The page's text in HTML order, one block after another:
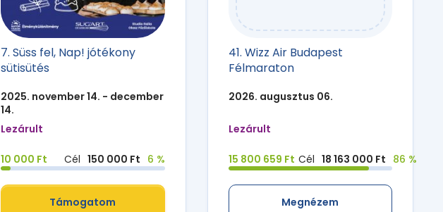
7. Süss fel, Nap! jótékony
sütisütés
2025. november 14. - december
14.
Lezárult
10 000 Ft Cél 150 000 Ft 6 %
Támogatom
41. Wizz Air Budapest
Félmaraton
2026. augusztus 06.
Lezárult
15 800 659 Ft Cél 18 163 000 Ft 86 %
Megnézem